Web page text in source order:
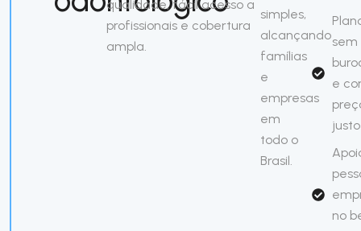
qualidade, fácil acesso a
profissionais e cobertura
ampla.
simples,
alcançando
famílias
e
empresas
em
todo o
Brasil.
sem
e
justo
no